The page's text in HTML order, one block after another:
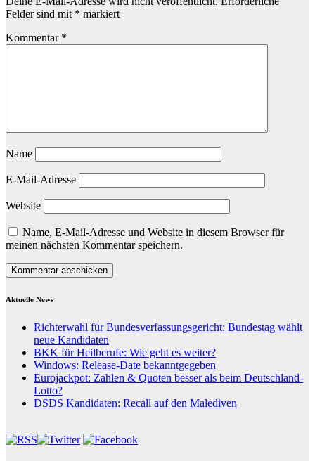
Felder sind mit * markiert
Kommentar *
Name
E-Mail-Adresse
Website
Name, E-Mail-Adresse und Website in diesem Browser für
meinen nächsten Kommentar speichern.
Aktuelle News
Richterwahl für Bundesverfassungsgericht: Bundestag wählt
neue Kandidaten
BKK für Heilberufe: Wie geht es weiter?
Windows: Release-Date bekanntgegeben
Eurojackpot: Zahlen & Quoten besser als beim Deutschland-
Lotto?
DSDS Kandidaten: Recall auf den Malediven